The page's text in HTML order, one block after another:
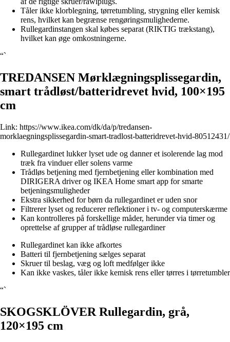
Tåler ikke klorblegning, tørretumbling, strygning eller kemisk
rens, hvilket kan begrænse rengøringsmulighederne.
Rullegardinstangen skal købes separat (RIKTIG trækstang),
hvilket kan øge omkostningerne.
“`
TREDANSEN Mørklægningsplissegardin,
smart trådløst/batteridrevet hvid, 100×195
cm
Link: https://www.ikea.com/dk/da/p/tredansen-
morklaegningsplissegardin-smart-tradlost-batteridrevet-hvid-80512431/
Rullegardinet lukker lyset ude og danner et isolerende lag mod
træk fra vinduer eller solens varme
Trådløs betjening med fjernbetjening eller kombination med
DIRIGERA driver og IKEA Home smart app for smarte
betjeningsmuligheder
Ekstra sikkerhed for børn da rullegardinet er uden snor
Filtrerer lyset og reducerer reflektioner i tv- og computerskærme
Kan kontrolleres på forskellige måder, herunder via timer og
oprettelse af grupper af trådløse rullegardiner
Rullegardinet kan ikke afkortes
Batteri til fjernbetjening sælges separat
Skruer til beslag, væg og loft medfølger ikke
Kan ikke vaskes, tåler ikke kemisk rens eller tørres i tørretumbler
“`
SKOGSKLÖVER Rullegardin, grå,
120×195 cm